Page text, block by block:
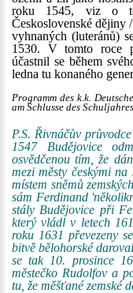
roku 1545, viz o
Československé dějiny
vyhnaných (luteránů)
1530. V tomto roce
účastnil se během
ledna tu konaného
Programm des k.k.
am Schlusse des
P.S. Řivnáčův
1547 Budějovice
osvědčenou tím, že
mezi městy českými
místem sněmů
sám Ferdinand
stály Budějovice při
který vládl v letech
roku 1631 převezeny
bitvě bělohorské
se tak 10. prosince
městečko Rudolfov a
tu, že měšťané zemské